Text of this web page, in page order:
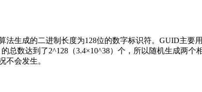
法生成的二进制长度为128位的数字标识符。GUID主
总数达到了2^128（3.4×10^38）个，所以随机生成两
不会发生。